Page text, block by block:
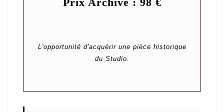
L'opportunité d'acquérir une pièce historique
du Studio.